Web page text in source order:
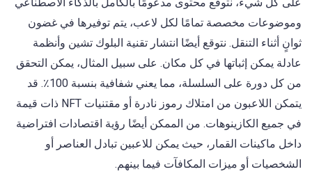
وموضوعات مخصصة تمامًا لكل لاعب، يتم توفيرها في غضون
ثوانٍ أثناء التنقل. نتوقع أيضًا انتشار تقنية البلوك تشين وأنظمة
عادلة يمكن إثباتها في كل مكان. على سبيل المثال، يمكن التحقق
من كل دورة على السلسلة، مما يعني شفافية بنسبة 100٪. قد
يتمكن اللاعبون من امتلاك رموز نادرة أو مقتنيات NFT ذات قيمة
في جميع الكازينوهات. من الممكن أيضًا رؤية اقتصادات افتراضية
داخل ماكينات القمار، حيث يمكن للاعبين تبادل العناصر أو
الشخصيات أو ميزات المكافآت فيما بينهم.